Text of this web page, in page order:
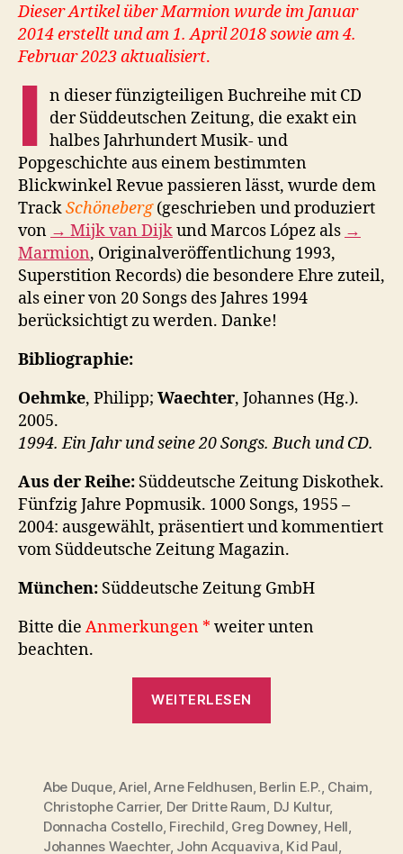
Dieser Artikel über Marmion wurde im Januar
2014 erstellt und am 1. April 2018 sowie am 4.
Februar 2023 aktualisiert.
I n dieser fünzigteiligen Buchreihe mit CD
der Süddeutschen Zeitung, die exakt ein
halbes Jahrhundert Musik- und
Popgeschichte aus einem bestimmten
Blickwinkel Revue passieren lässt, wurde dem
TrackSchöneberg(geschrieben und produziert
von → Mijk van Dijkund Marcos López als →
Marmion, Originalveröffentlichung 1993,
Superstition Records) die besondere Ehre zuteil,
als einer von 20 Songs des Jahres 1994
berücksichtigt zu werden. Danke!
Bibliographie:
Oehmke, Philipp; Waechter, Johannes (Hg.).
2005.
1994. Ein Jahr und seine 20 Songs. Buch und CD.
Aus der Reihe: Süddeutsche Zeitung Diskothek.
Fünfzig Jahre Popmusik. 1000 Songs, 1955 –
2004: ausgewählt, präsentiert und kommentiert
vom Süddeutsche Zeitung Magazin.
München: Süddeutsche Zeitung GmbH
Bitte die Anmerkungen * weiter unten
beachten.
WEITERLESEN
Ein
Jahr
und
Abe Duque,Ariel ,Arne Feldhusen Berlin E.P. Chaim
Christophe Carrier, Der Dritte Raum DJ Kultur,
Donnacha Costello, Firechild Greg Downey, Hell
Johannes Waechter, John Acquaviva Kid Paul